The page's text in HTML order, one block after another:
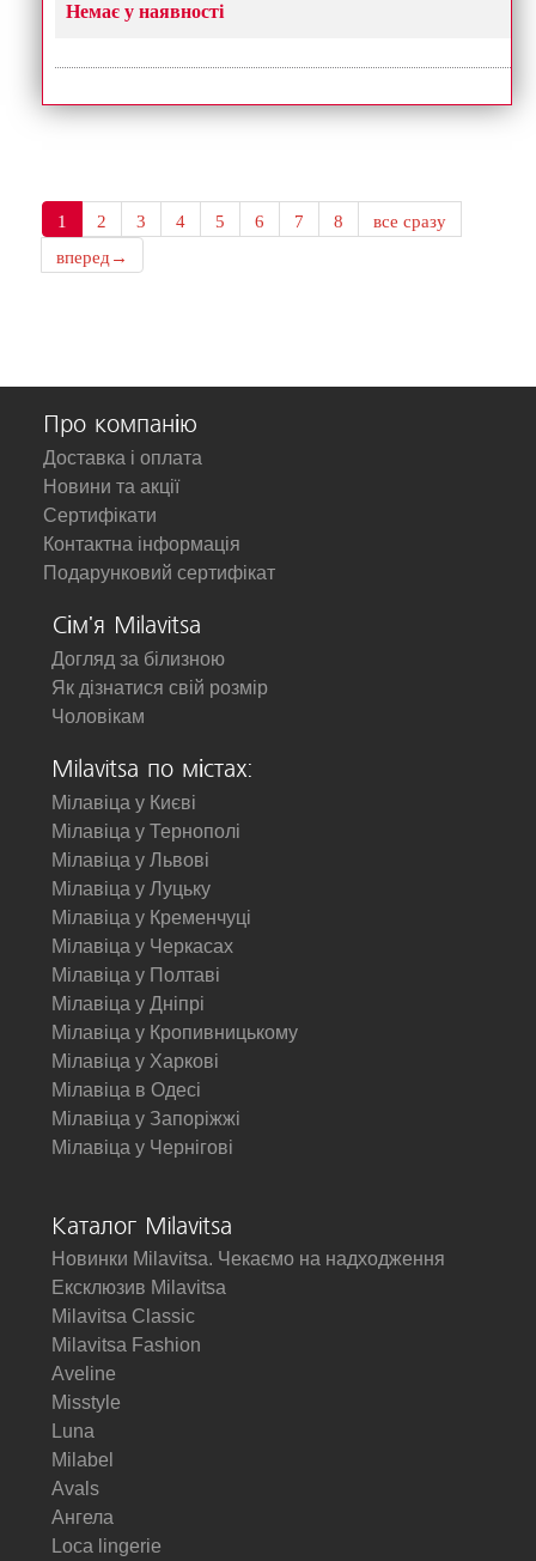
Немає у наявності
1 2 3 4 5 6 7 8
все сразу
вперед→
Про компанію
Доставка і оплата
Новини та акції
Сертифікати
Контактна інформація
Подарунковий сертифікат
Сім'я Milavitsa
Догляд за білизною
Як дізнатися свій розмір
Чоловікам
Milavitsa по містах:
Мілавіца у Києві
Мілавіца у Тернополі
Мілавіца у Львові
Мілавіца у Луцьку
Мілавіца у Кременчуці
Мілавіца у Черкасах
Мілавіца у Полтаві
Мілавіца у Дніпрі
Мілавіца у Кропивницькому
Мілавіца у Харкові
Мілавіца в Одесі
Мілавіца у Запоріжжі
Мілавіца у Чернігові
Каталог Milavitsa
Новинки Milavitsa. Чекаємо на надходження
Ексклюзив Milavitsa
Milavitsa Classic
Milavitsa Fashion
Aveline
Misstyle
Luna
Milabel
Avals
Ангела
Loca lingerie